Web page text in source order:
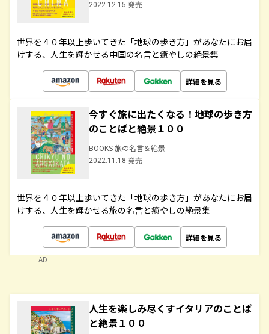
2022.12.15 発売
世界を４０年以上歩いてきた「地球の歩き方」があなたにお届
けする、人生を輝かせる中国の名言と癒やしの絶景集
詳細を見る
今すぐ旅に出たくなる！地球の歩き方
のことばと絶景１００
BOOKS 旅の名言＆絶景
2022.11.18 発売
世界を４０年以上歩いてきた「地球の歩き方」があなたにお届
けする、人生を輝かせる旅の名言と癒やしの絶景集
詳細を見る
AD
人生を楽しみ尽くすイタリアのことば
と絶景１００